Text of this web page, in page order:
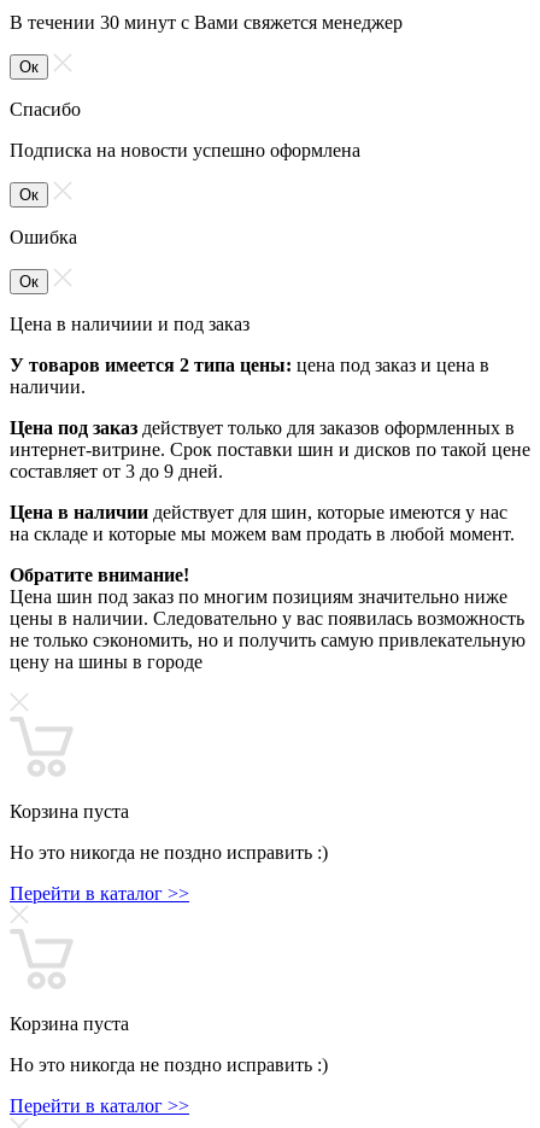
В течении 30 минут с Вами свяжется менеджер
Ок
Спасибо
Подписка на новости успешно оформлена
Ок
Ошибка
Ок
Цена в наличиии и под заказ
У товаров имеется 2 типа цены: цена под заказ и цена в
наличии.
Цена под заказ действует только для заказов оформленных в
интернет-витрине. Срок поставки шин и дисков по такой цене
составляет от 3 до 9 дней.
Цена в наличии действует для шин, которые имеются у нас
на складе и которые мы можем вам продать в любой момент.
Обратите внимание!
Цена шин под заказ по многим позициям значительно ниже
цены в наличии. Следовательно у вас появилась возможность
не только сэкономить, но и получить самую привлекательную
цену на шины в городе
Корзина пуста
Но это никогда не поздно исправить :)
Перейти в каталог >>
Корзина пуста
Но это никогда не поздно исправить :)
Перейти в каталог >>